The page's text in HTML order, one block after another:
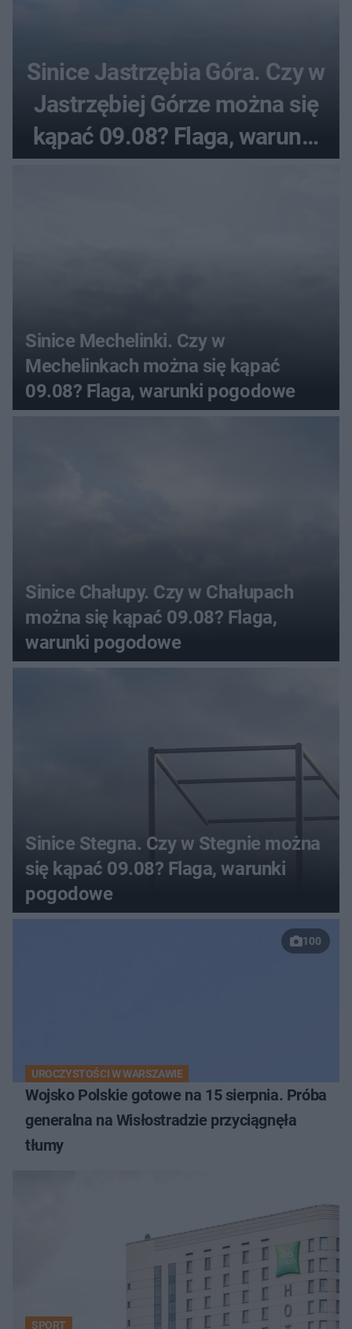
Sinice Jastrzębia Góra. Czy w
Jastrzębiej Górze można się
kąpać 09.08? Flaga, warunki
Sinice Mechelinki. Czy w
Mechelinkach można się kąpać
09.08? Flaga, warunki pogodowe
Sinice Chałupy. Czy w Chałupach
można się kąpać 09.08? Flaga,
warunki pogodowe
Sinice Stegna. Czy w Stegnie można
się kąpać 09.08? Flaga, warunki
pogodowe
100
UROCZYSTOŚCI W WARSZAWIE
Wojsko Polskie gotowe na 15 sierpnia. Próba
generalna na Wisłostradzie przyciągnęła
tłumy
SPORT